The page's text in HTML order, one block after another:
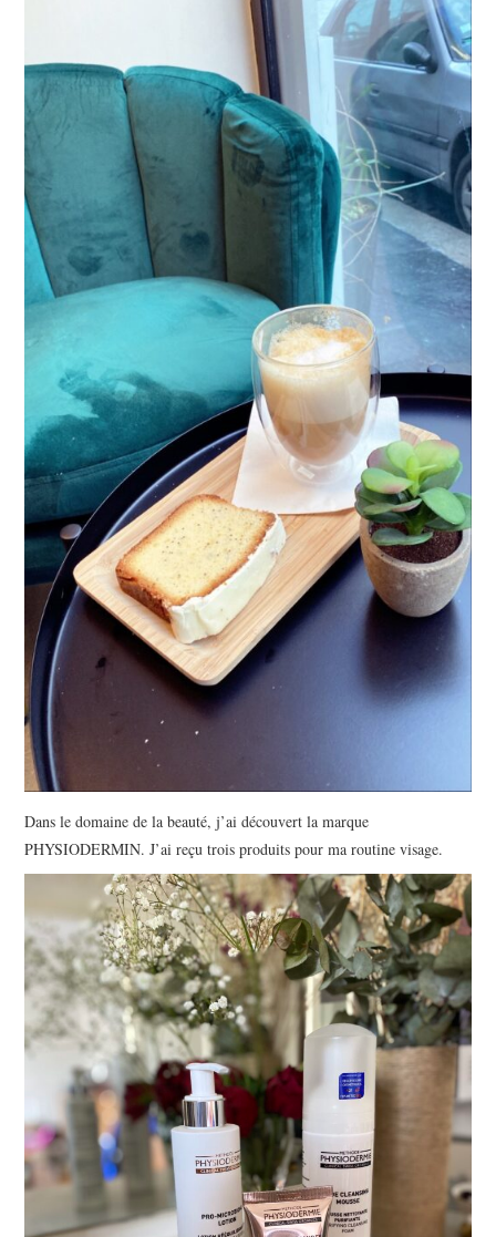
Dans le domaine de la beauté, j’ai découvert la marque
PHYSIODERMIN. J’ai reçu trois produits pour ma routine visage.